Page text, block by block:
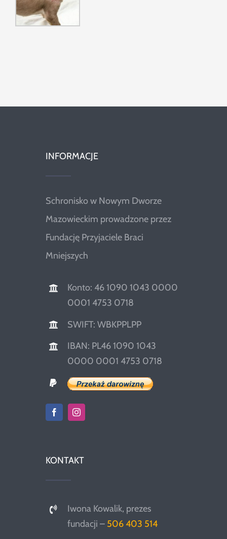
INFORMACJE
Schronisko w Nowym Dworze
Mazowieckim prowadzone przez
Fundację Przyjaciele Braci
Mniejszych
Konto: 46 1090 1043 0000
0001 4753 0718
SWIFT: WBKPPLPP
IBAN: PL46 1090 1043
0000 0001 4753 0718
KONTAKT
Iwona Kowalik, prezes
fundacji – 506 403 514